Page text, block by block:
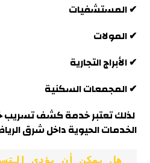
✔ المستشفيات
✔ المولات
✔ الأبراج التجارية
✔ المجمعات السكنية
لذلك تعتبر خدمة كشف تسريب
الخدمات الحيوية داخل شرق